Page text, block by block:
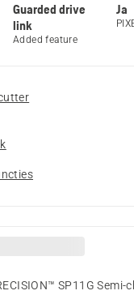
Guarded drive
link
Added feature
Ja
SP11G Semi-